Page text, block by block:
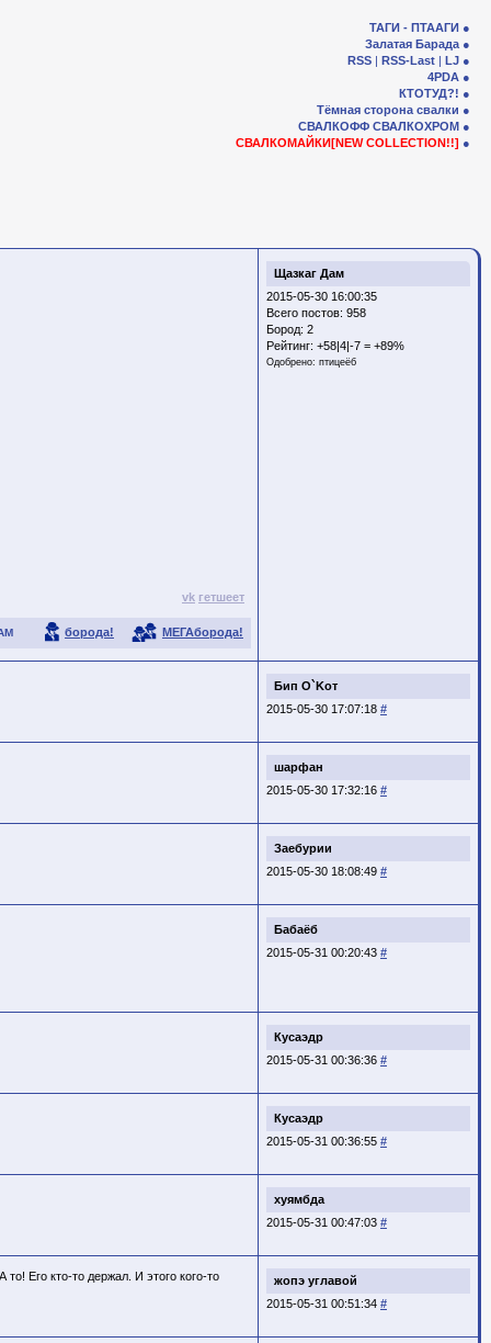
ТАГИ - ПТААГИ
Залатая Барада
RSS | RSS-Last | LJ
4PDA
КТОТУД?!
Тёмная сторона свалки
СВАЛКОФФ СВАЛКОХРОМ
СВАЛКОМАЙКИ[NEW COLLECTION!!]
Щазкаг Дам
2015-05-30 16:00:35
Всего постов: 958
Бород: 2
Рейтинг: +58|4|-7 = +89%
Одобрено: птицеёб
vk гетшеет
борода! МЕГАборода!
Бип O`Koт
2015-05-30 17:07:18 #
шарфан
2015-05-30 17:32:16 #
Заебурии
2015-05-30 18:08:49 #
Бабаёб
2015-05-31 00:20:43 #
Кусаэдр
2015-05-31 00:36:36 #
Кусаэдр
2015-05-31 00:36:55 #
хуямбда
2015-05-31 00:47:03 #
жопэ углавой
2015-05-31 00:51:34 #
Его кто-то держал. И этого кого-то